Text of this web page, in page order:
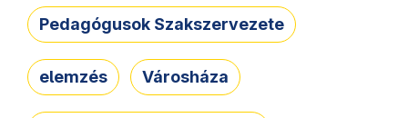
Pedagógusok Szakszervezete
elemzés Városháza